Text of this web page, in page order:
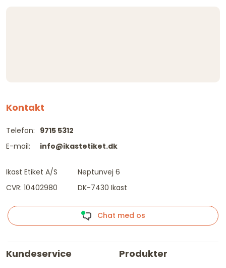
Kontakt
Telefon:
E-mail:
9715 5312
info@ikastetiket.dk
Ikast Etiket A/S
CVR: 10402980
Neptunvej 6
DK-7430 Ikast
Chat med os
Kundeservice Produkter